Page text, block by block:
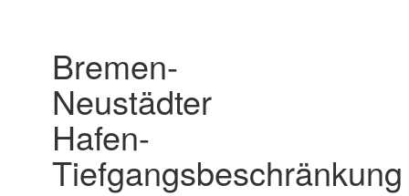
Bremen-
Neustädter
Hafen-
Tiefgangsbeschränkung